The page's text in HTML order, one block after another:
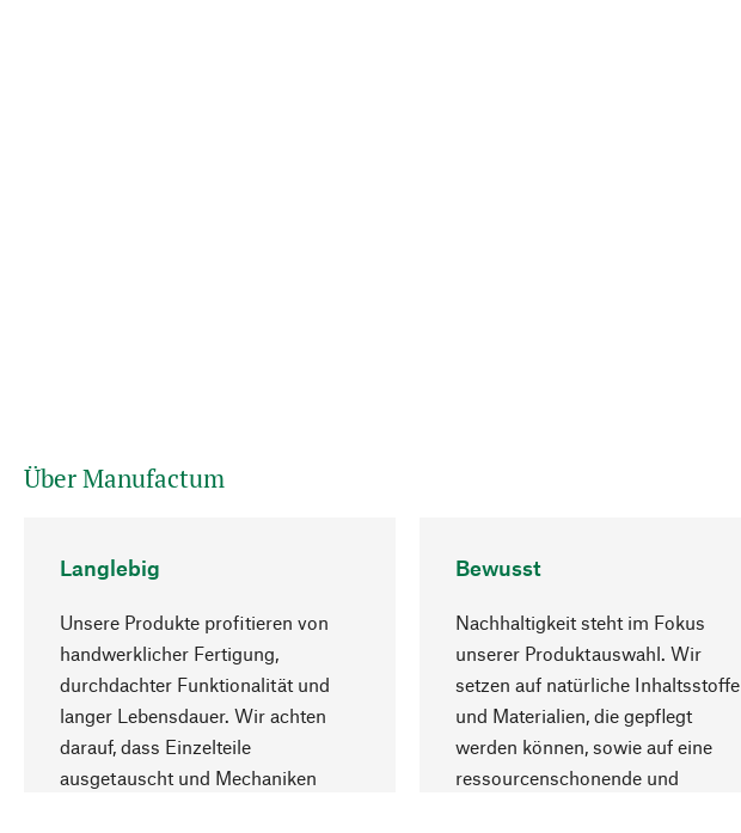
Über Manufactum
Langlebig
Unsere Produkte profitieren von
handwerklicher Fertigung,
durchdachter Funktionalität und
langer Lebensdauer. Wir achten
darauf, dass Einzelteile
ausgetauscht und Mechaniken
Bewusst
Nachhaltigkeit steht im Fokus
unserer Produktauswahl. Wir
setzen auf natürliche Inhaltsstoffe
und Materialien, die gepflegt
werden können, sowie auf eine
ressourcenschonende und